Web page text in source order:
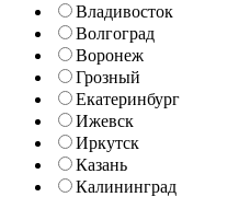
Владивосток
Волгоград
Воронеж
Грозный
Екатеринбург
Ижевск
Иркутск
Казань
Калининград